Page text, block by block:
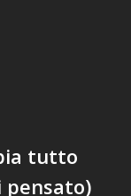
tutto
pensato)